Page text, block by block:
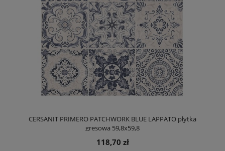
CERSANIT PRIMERO PATCHWORK BLUE LAPPATO płytka
gresowa 59,8x59,8
118,70 zł